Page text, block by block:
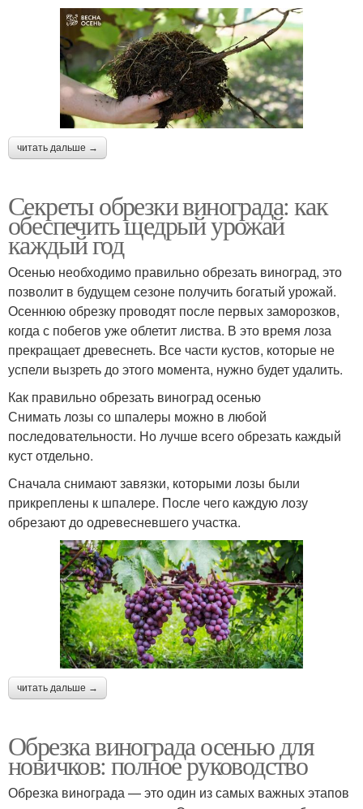
читать дальше →
Секреты обрезки винограда: как
обеспечить щедрый урожай
каждый год
Осенью необходимо правильно обрезать виноград, это
позволит в будущем сезоне получить богатый урожай.
Осеннюю обрезку проводят после первых заморозков,
когда с побегов уже облетит листва. В это время лоза
прекращает древеснеть. Все части кустов, которые не
успели вызреть до этого момента, нужно будет удалить.
Как правильно обрезать виноград осенью
Снимать лозы со шпалеры можно в любой
последовательности. Но лучше всего обрезать каждый
куст отдельно.
Сначала снимают завязки, которыми лозы были
прикреплены к шпалере. После чего каждую лозу
обрезают до одревесневшего участка.
читать дальше →
Обрезка винограда осенью для
новичков: полное руководство
Обрезка винограда — это один из самых важных этапов